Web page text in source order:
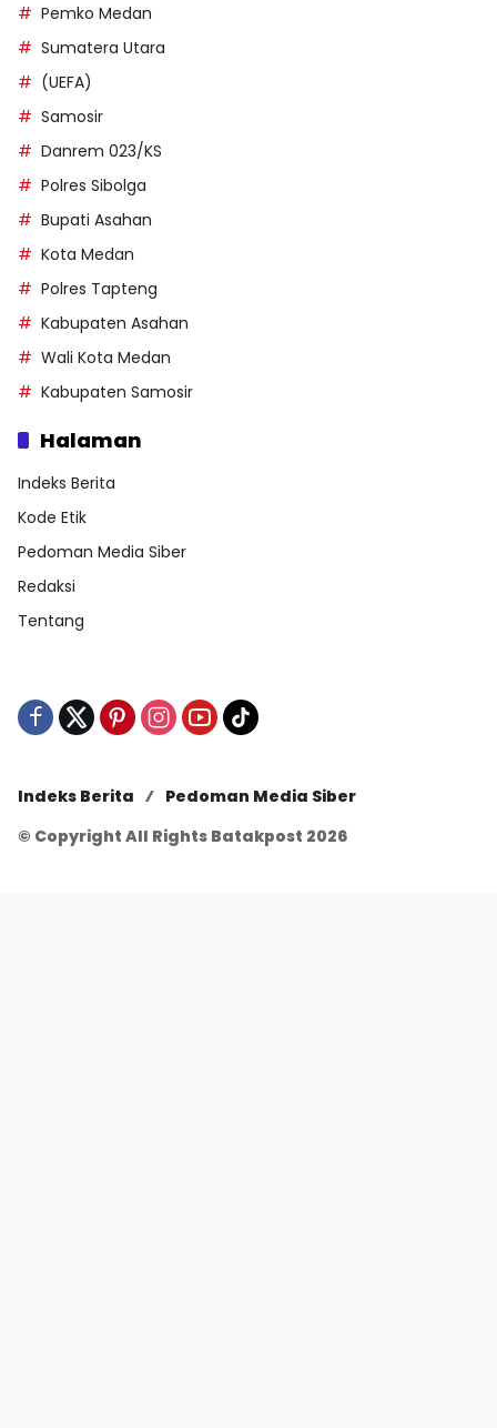
Pemko Medan
Sumatera Utara
(UEFA)
Samosir
Danrem 023/KS
Polres Sibolga
Bupati Asahan
Kota Medan
Polres Tapteng
Kabupaten Asahan
Wali Kota Medan
Kabupaten Samosir
Halaman
Indeks Berita
Kode Etik
Pedoman Media Siber
Redaksi
Tentang
Indeks Berita
Pedoman Media Siber
© Copyright All Rights Batakpost 2026